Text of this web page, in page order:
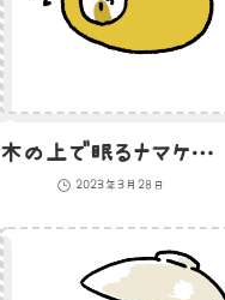
木の上で眠るナマケモノみたいなモノ
2023年3月28日